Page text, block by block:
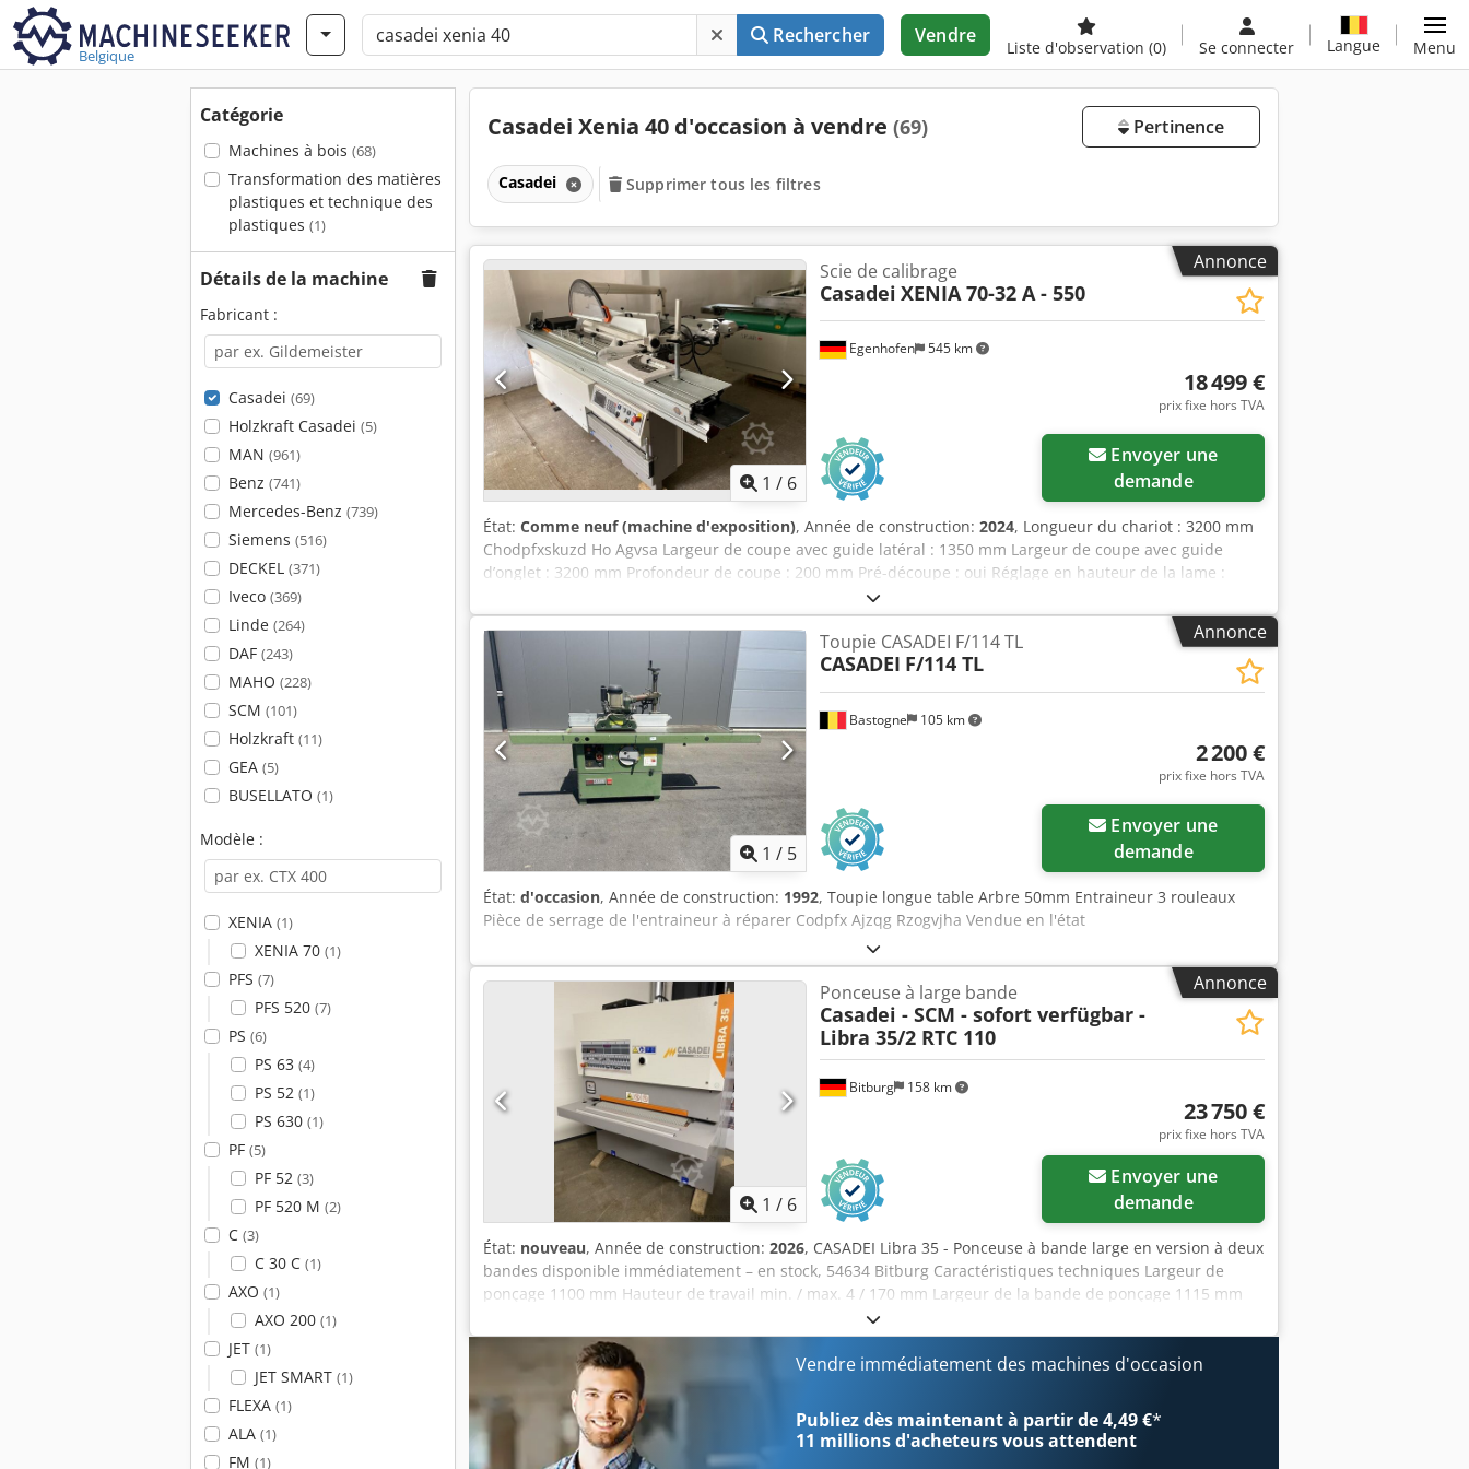
Belgique
Rechercher Vendre
Liste d'observation (0) Se connecter Langue Menu
Catégorie
Machines à bois (68)
Transformation des matières
plastiques et technique des
plastiques (1)
Détails de la machine
Fabricant :
Casadei (69)
Holzkraft Casadei (5)
MAN (961)
Benz (741)
Mercedes-Benz (739)
Siemens (516)
DECKEL (371)
Iveco (369)
Linde (264)
DAF (243)
MAHO (228)
SCM (101)
Holzkraft (11)
GEA (5)
BUSELLATO (1)
Modèle :
XENIA (1)
XENIA 70 (1)
PFS (7)
PFS 520 (7)
PS (6)
PS 63 (4)
PS 52 (1)
PS 630 (1)
PF (5)
PF 52 (3)
PF 520 M (2)
C (3)
C 30 C (1)
AXO (1)
AXO 200 (1)
JET (1)
JET SMART (1)
FLEXA (1)
ALA (1)
FM (1)
Casadei Xenia 40 d'occasion à vendre (69) Pertinence
Casadei Supprimer tous les filtres
Annonce
1 / 6
Egenhofen 545 km
Scie de calibrage
Casadei XENIA 70-32 A - 550
18 499 €
prix fixe hors TVA
demande
État: Comme neuf (machine d'exposition), Année de construction: 2024, Longueur du chariot : 3200 mm
Chodpfxskuzd Ho Agvsa Largeur de coupe avec guide latéral : 1350 mm Largeur de coupe avec guide
d’onglet : 3200 mm Profondeur de coupe : 200 mm Pré-découpe : oui Réglage en hauteur de la lame :
motorisé Réglage d’inclinaison de la lame : motorisé Réglage du guide latéral : manuel Affichage de l’angle
de la lame : numérique Affichage de la hauteur de coupe : numérique Affichage du guide latéral : échelle
Affichage de l’équerre de coupe : échelle Diamètre de la lame : 550 mm Vitesses de rotation : 3000 / 4000 /
5000 tr/min Puissance du moteur : 7,5 kW Frein moteur : oui / automatique Raccord d’aspiration : 100 mm
et 120 mm Longueur de la machine : 3600 mm Largeur de la machine : 2000 mm Poids : 1000 kg
Annonce
1 / 5
Bastogne 105 km
Toupie CASADEI F/114 TL
CASADEI F/114 TL
2 200 €
prix fixe hors TVA
demande
État: d'occasion, Année de construction: 1992, Toupie longue table Arbre 50mm Entraineur 3 rouleaux
Pièce de serrage de l'entraineur à réparer Codpfx Ajzqg Rzogvjha Vendue en l'état
Annonce
1 / 6
Bitburg 158 km
Ponceuse à large bande
Casadei - SCM - sofort verfügbar -
Libra 35/2 RTC 110
23 750 €
prix fixe hors TVA
demande
État: nouveau, Année de construction: 2026, CASADEI Libra 35 - Ponceuse à bande large en version à deux
bandes disponible immédiatement – en stock, 54634 Bitburg Caractéristiques techniques Largeur de
ponçage 1100 mm Hauteur de travail min. / max. 4 / 170 mm Largeur de la bande de ponçage 1115 mm
Longueur de la bande de ponçage 1900 mm Vitesses d’avance 4,5 / 9 m/min Moteur d’avance 0,33 / 0,55
kW Puissance du moteur pour le réglage de la table 0,25 kW Puissance du moteur principal 11 kW Tension
électrique 400 V Phase(s) 3 phases Fréquence du réseau 50 Hz Longueur 1650 mm Largeur/Profondeur
1820 mm Hauteur 1960 mm Illustration avec équipement en option Ponceuse à bande large en version à
deux bandes jusqu’à 1100 mm, avec de nombreuses options d’équipement pour les artisans soucieux du
prix. Corps de machine robuste en acier monobloc renforcé par des tubes, avec des unités de travail
montées très en hauteur pour une rigidité maximale. Facile à utiliser grâce à un panneau de commande
Vendre immédiatement des machines d'occasion
Publiez dès maintenant à partir de 4,49 €*
11 millions d'acheteursvous attendent